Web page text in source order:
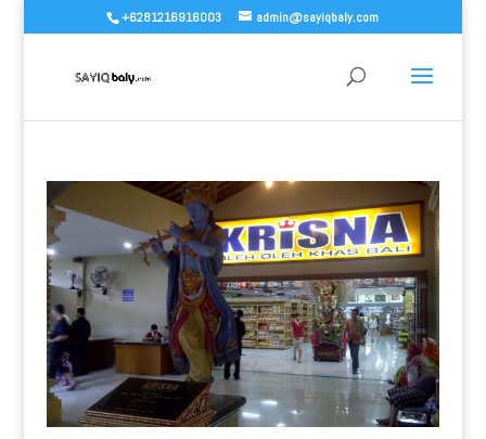
+6281216916003 admin@sayiqbaly.com